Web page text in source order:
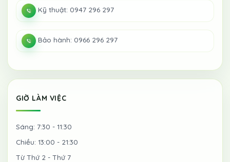
Kỹ thuật: 0947 296 297
Bảo hành: 0966 296 297
GIỜ LÀM VIỆC
Sáng: 7:30 - 11:30
Chiều: 13:00 - 21:30
Từ Thứ 2 - Thứ 7